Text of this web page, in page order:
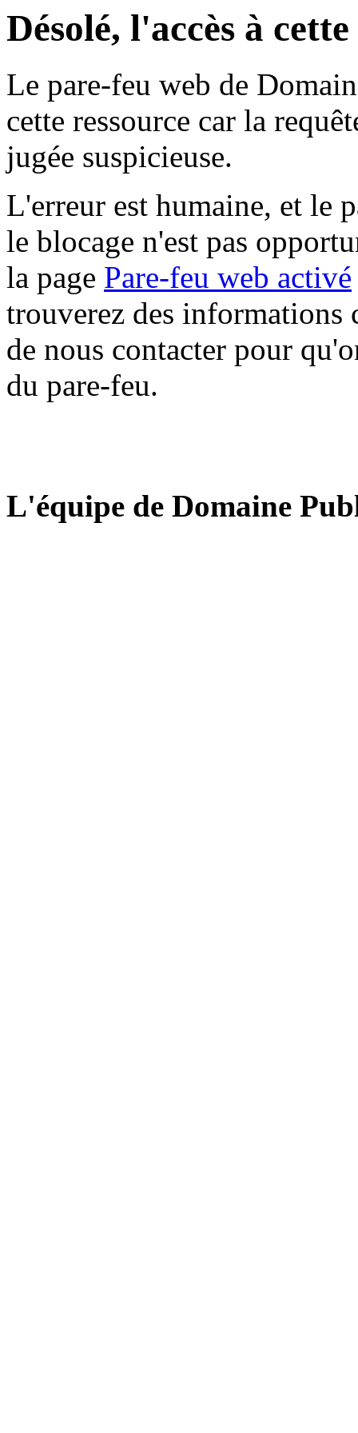
Désolé, l'accès à
Le pare-feu web de
cette ressource car la
jugée suspicieuse.
L'erreur est humaine, et le
le blocage n'est pas
la page Pare-feu web activé
trouverez des informations
de nous contacter pour
du pare-feu.
L'équipe de Domaine